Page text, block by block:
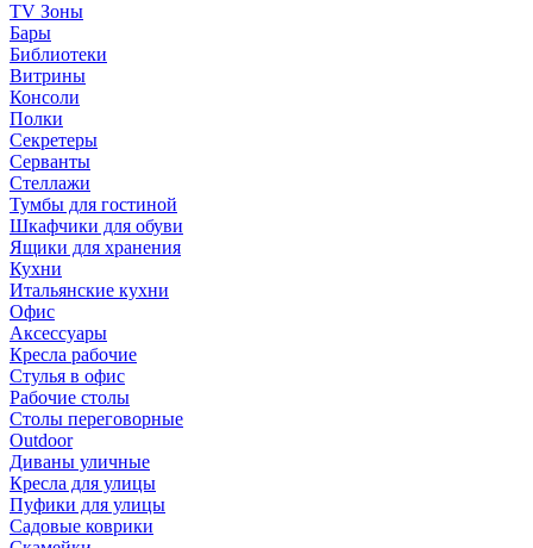
TV Зоны
Бары
Библиотеки
Витрины
Консоли
Полки
Секретеры
Серванты
Стеллажи
Тумбы для гостиной
Шкафчики для обуви
Ящики для хранения
Кухни
Итальянские кухни
Офис
Аксессуары
Кресла рабочие
Стулья в офис
Рабочие столы
Столы переговорные
Outdoor
Диваны уличные
Кресла для улицы
Пуфики для улицы
Садовые коврики